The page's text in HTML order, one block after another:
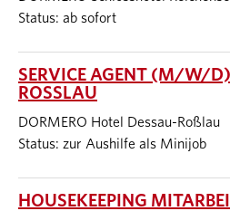
Status: ab sofort
SERVICE AGENT (M/W/
ROSSLAU
DORMERO Hotel Dessau-Roßlau
Status: zur Aushilfe als Minijob
HOUSEKEEPING